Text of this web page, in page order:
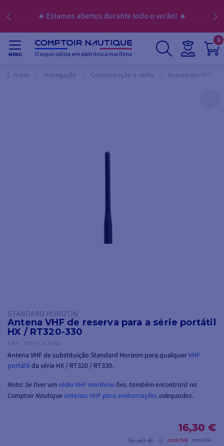
☀️ Estamos abertos durante todo o verão! ☀️
MENU O especialista em eletrónica marítima
0
Início Navegação Comunicação e rádio Acessórios VHF
STANDARD HORIZON
Antena VHF de reserva para a série portátil
HX / RT320-330
REF. STH-CAT460
Antena VHF de substituição Standard Horizon para qualquerVHF
portátil da série HX / RT320 / RT330.
Nota: Se tiver umrádio VHF marítimofixo, também encontrará na
Comptoir Nautiqueantenas VHF para embarcações adequadas.
16,30 €
16,40 € com IVA sem IVA